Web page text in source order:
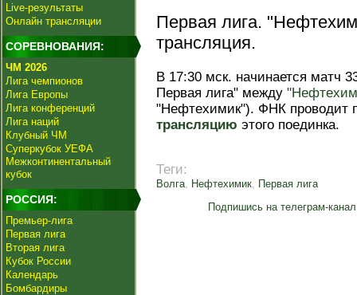
Live-результаты
Онлайн трансляции
СОРЕВНОВАНИЯ:
ЧМ 2026
Лига чемпионов
Лига Европы
Лига конференций
Лига наций
Клубный ЧМ
Суперкубок УЕФА
Межконтинентальный
кубок
РОССИЯ:
Премьер-лига
Первая лига
Вторая лига
Кубок России
Календарь
Бомбардиры
Первая лига.
трансляция.
В 17:30 мск. начинается матч
Первая лига" между
"Нефтехимик"). ФНК проводит
трансляцию этого поединка.
Теги:
Волга, Нефтехимик, Первая лига
Подпишись на телеграм-